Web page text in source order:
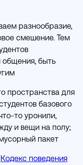
разнообразие,
смешение. Тем
общения, быть
пространства для
базового
то уронили,
и вещи на полу;
пакет
Кодекс поведения